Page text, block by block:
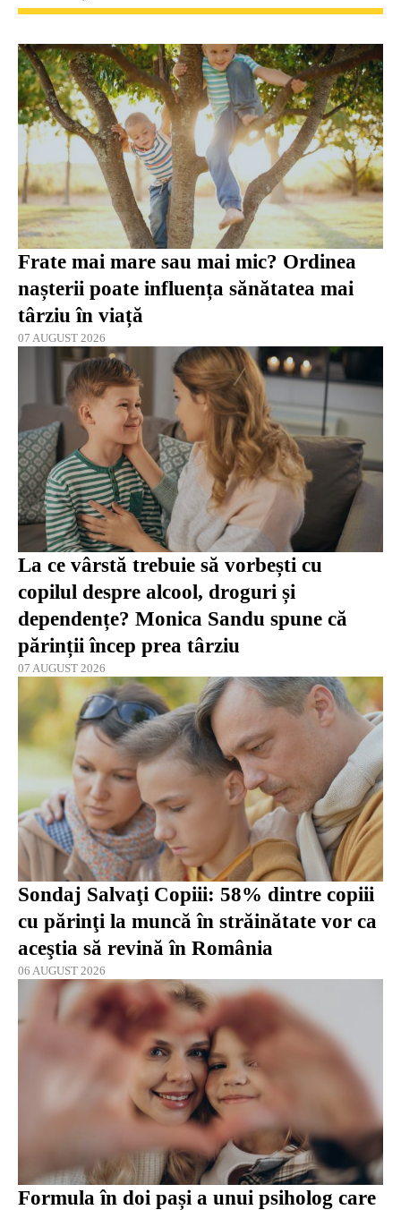
Frate mai mare sau mai mic? Ordinea
nașterii poate influența sănătatea mai
târziu în viață
07 AUGUST 2026
La ce vârstă trebuie să vorbești cu
copilul despre alcool, droguri și
dependențe? Monica Sandu spune că
părinții încep prea târziu
07 AUGUST 2026
Sondaj Salvaţi Copiii: 58% dintre copiii
cu părinţi la muncă în străinătate vor ca
aceştia să revină în România
06 AUGUST 2026
Formula în doi pași a unui psiholog care